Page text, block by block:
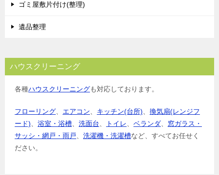
ゴミ屋敷片付け(整理)
遺品整理
ハウスクリーニング
各種ハウスクリーニングも対応しております。
フローリング、 エアコン、 キッチン(台所)、 換気扇(レンジフ
ード)、 浴室・浴槽、 洗面台、 トイレ、 ベランダ、 窓ガラス・
サッシ・網戸・雨戸、 洗濯機・洗濯槽など、すべてお任せく
ださい。